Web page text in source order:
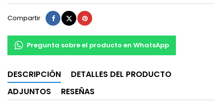
Compartir Compartir
TuitearPinterest
Pregunta sobre el producto en WhatsApp
DESCRIPCIÓN
DETALLES DEL PRODUCTO
ADJUNTOS
RESEÑAS